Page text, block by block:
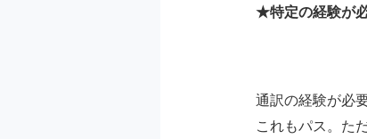
★特定の経験が
通訳の経験が必
これもパス。た